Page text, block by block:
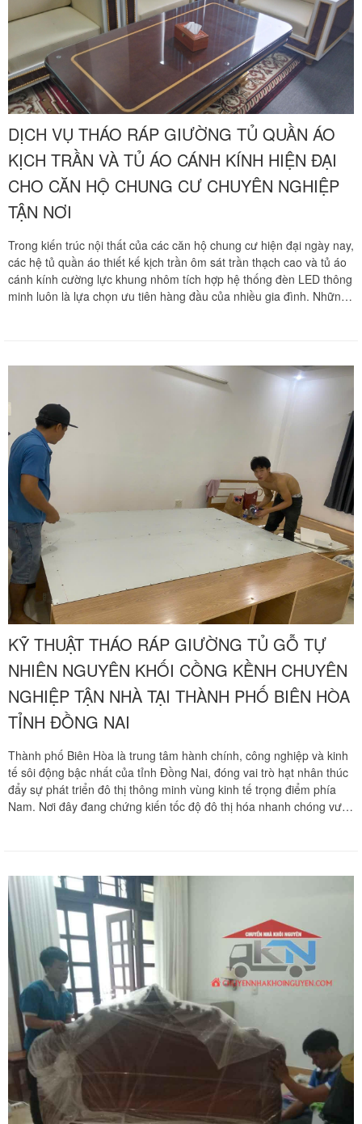
DỊCH VỤ THÁO RÁP GIƯỜNG TỦ QUẦN ÁO
KỊCH TRẦN VÀ TỦ ÁO CÁNH KÍNH HIỆN ĐẠI
CHO CĂN HỘ CHUNG CƯ CHUYÊN NGHIỆP
TẬN NƠI
Trong kiến trúc nội thất của các căn hộ chung cư hiện đại ngày nay,
các hệ tủ quần áo thiết kế kịch trần ôm sát trần thạch cao và tủ áo
cánh kính cường lực khung nhôm tích hợp hệ thống đèn LED thông
minh luôn là lựa chọn ưu tiên hàng đầu của nhiều gia đình. Những
cải tạo không gian sống hay nâng cấp nội thất, việc tháo dỡ và tái
lắp đặt các bộ tủ kịch trần gắn chặt vào hạ tầng tòa nhà cùng hệ
thuật cực kỳ lớn cho gia chủ. Chuyển nhà Khôi Nguyên mang đến
giải pháp tháo dỡ, bao bọc bảo vệ và tái lắp đặt giường tủ kịch trần,
tủ áo cánh kính hiện đại chuyên nghiệp tận nhà cho cư dân căn hộ
chung cư, cam kết thi công chuẩn xác, thần tốc và bảo vệ vững
chãi cho mọi tài sản giá trị của gia đình bạn với mức chi phí tiết
kiệm tối ưu. Quý khách hàng cần tư vấn phương án và nhận báo
giá ưu đãi hãy gọi ngay hotline hỗ trợ liên tục hai mươi tư trên bảy
qua số điện thoại 0913 371 378 hoặc số hotline 0972 366 628 để
nhận phản hồi siêu tốc từ đội ngũ Khôi Nguyên.
KỸ THUẬT THÁO RÁP GIƯỜNG TỦ GỖ TỰ
NHIÊN NGUYÊN KHỐI CỒNG KỀNH CHUYÊN
NGHIỆP TẬN NHÀ TẠI THÀNH PHỐ BIÊN HÒA
TỈNH ĐỒNG NAI
Thành phố Biên Hòa là trung tâm hành chính, công nghiệp và kinh
tế sôi động bậc nhất của tỉnh Đồng Nai, đóng vai trò hạt nhân thúc
đẩy sự phát triển đô thị thông minh vùng kinh tế trọng điểm phía
Nam. Nơi đây đang chứng kiến tốc độ đô thị hóa nhanh chóng vượt
Pegasus Plaza. Trong xu hướng trang trí không gian sống sang
trọng, đa số các hộ gia đình đều ưu tiên trang bị các hệ thống nội
thất bằng chất liệu gỗ tự nhiên quý hiếm nguyên tấm. Khi phát sinh
nhu cầu chuyển dọn nhà mới, thay đổi phòng ngủ hoặc cải tạo
không gian sống, việc tháo ráp và di dời các hệ giường ngủ nguyên
khối, tủ quần áo đại cồng kềnh là thử thách kỹ thuật vô cùng lớn đối
với gia chủ. Chuyển nhà Khôi Nguyên mang đến giải pháp tháo ráp
giường tủ gỗ tự nhiên chuyên nghiệp tận nhà tại Thành phố Biên
Hòa, cam kết thi công chuẩn xác, thần tốc và bảo vệ vững chãi cho
mọi tài sản giá trị của gia đình bạn với mức chi phí tiết kiệm tối ưu.
Quý khách hàng cần tư vấn phương án và nhận báo giá ưu đãi hãy
gọi ngay hotline hỗ trợ liên tục hai mươi tư trên bảy qua số 0913
371 378 hoặc số 0972 366 628 để nhận phản hồi siêu tốc từ đội
ngũ Khôi Nguyên.